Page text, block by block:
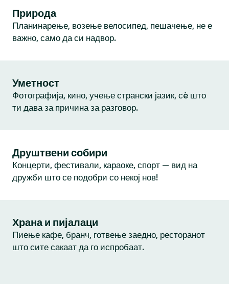
Природа
Планинарење, возење велосипед, пешачење, не е
важно, само да си надвор.
Уметност
Фотографија, кино, учење странски јазик, сè што
ти дава за причина за разговор.
Друштвени собири
Концерти, фестивали, караоке, спорт — вид на
дружби што се подобри со некој нов!
Храна и пијалаци
Пиење кафе, бранч, готвење заедно, ресторанот
што сите сакаат да го испробаат.